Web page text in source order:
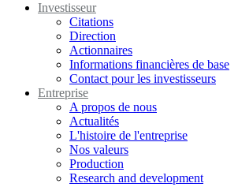
Investisseur
Citations
Direction
Actionnaires
Informations financières de base
Contact pour les investisseurs
Entreprise
A propos de nous
Actualités
L'histoire de l'entreprise
Nos valeurs
Production
Research and development